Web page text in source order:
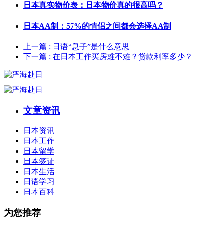
日本真实物价表：日本物价真的很高吗？
日本AA制：57%的情侣之间都会选择AA制
上一篇 : 日语“息子”是什么意思
下一篇 : 在日本工作买房难不难？贷款利率多少？
文章资讯
日本资讯
日本工作
日本留学
日本签证
日本生活
日语学习
日本百科
为您推荐